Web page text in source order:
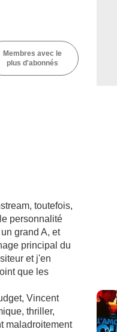
Membres avec le
plus d'abonnés
toutefois,
personnalité
grand A, et
principal du
et j'en
que les
Vincent
thriller,
maladroitement